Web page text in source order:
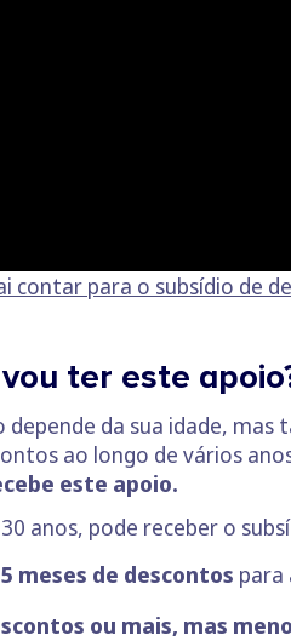
contar para o subsídio de
ter este
depende da sua idade,
ao longo de vários
este apoio.
anos, pode receber o
meses de descontos para
ou mais, mas